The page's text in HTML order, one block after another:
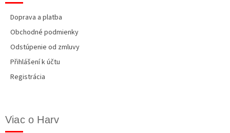
Doprava a platba
Obchodné podmienky
Odstúpenie od zmluvy
Přihlášení k účtu
Registrácia
Viac o Harv